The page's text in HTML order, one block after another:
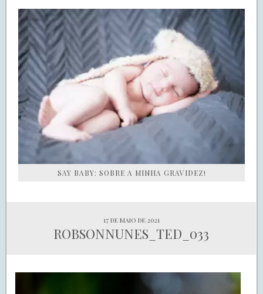
SAY BABY: SOBRE A MINHA GRAVIDEZ!
17 de maio de 2021
ROBSONNUNES_TED_033